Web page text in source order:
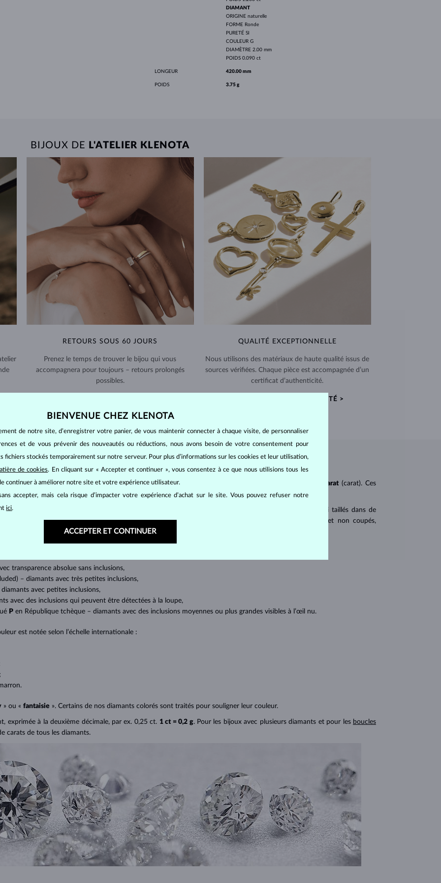
DIAMANT
ORIGINE naturelle
FORME Ronde
PURETÉ SI
COULEUR G
DIAMÈTRE 2.00 mm
POIDS 0.090 ct
LONGEUR 420.00 mm
POIDS 3.75 g
BIJOUX DE L'ATELIER KLENOTA
RETOURS SOUS 60 JOURS
Prenez le temps de trouver le bijou qui vous
accompagnera pour toujours – retours prolongés
possibles.
QUALITÉ EXCEPTIONNELLE
Nous utilisons des matériaux de haute qualité issus de
sources vérifiées. Chaque pièce est accompagnée d’un
certificat d’authenticité.
CERTIFICATS D’AUTHENTICITÉ >
BIJOUX ENDIAMANT
, on utilise les 4 paramètres de base, appelés 4C : taille carat (carat). Ces
brillant. La taille ronde dite
appartient aux tailles les plus populaires. Les diamants sont aussi taillés dans de
baguette, cœur, larme, ovale ou princesse (quadrilatère ou triangulaire avec angles pointus et non coupés,
quantité, la taille et la répartition des inclusions ou bien des imperfections internes du diamant :
transparence absolue sans inclusions,
– diamants avec très petites inclusions,
avec petites inclusions,
avec des inclusions qui peuvent être détectées à la loupe,
P en République tchèque – diamants avec des inclusions moyennes ou plus grandes visibles à l’œil nu.
est notée selon l’échelle internationale :
» ou « fantaisie ». Certains de nos diamants colorés sont traités pour souligner leur couleur.
exprimée à la deuxième décimale, par ex. 0,25 ct. 1 ct = 0,2 g. Pour les bijoux avec plusieurs diamants et pour les boucles
carats de tous les diamants.
BIENVENUE CHEZ KLENOTA
de notre site, d’enregistrer votre panier, de vous maintenir connecter à chaque visite, de personnaliser
et de vous prévenir des nouveautés ou réductions, nous avons besoin de votre consentement pour
fichiers stockés temporairement sur notre serveur. Pour plus d’informations sur les cookies et leur utilisation,
de cookies. En cliquant sur « Accepter et continuer », vous consentez à ce que nous utilisions tous les
continuer à améliorer notre site et votre expérience utilisateur.
accepter, mais cela risque d’impacter votre expérience d’achat sur le site. Vous pouvez refuser notre
ici.
ACCEPTER ET CONTINUER